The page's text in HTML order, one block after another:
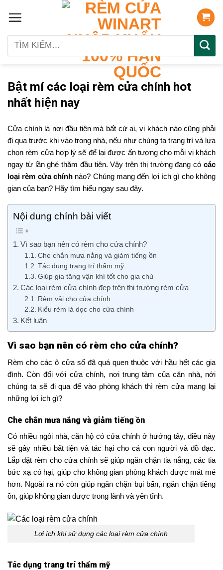
content
Tìm
Bật mí các loại rèm cửa chính hot
nhất hiện nay
Cửa chính là nơi đầu tiên mà bất cứ ai, vị khách nào cũng phải
đi qua trước khi vào trong nhà, nếu như chúng ta trang trí và lựa
chọn rèm cửa hợp lý sẽ để lại được ấn tượng cho mỗi vị khách
ngay từ lần ghé thăm đầu tiên. Vậy trên thị trường đang có các
loại rèm cửa chính nào? Chúng mang đến lợi ích gì cho không
gian của bạn? Hãy tìm hiểu ngay sau đây.
Nội dung chính bài viết
Vì sao bạn nên có rèm cho cửa chính?
Che chắn mưa nắng và giảm tiếng ồn
Tác dụng trang trí thẩm mỹ
Giúp gia tăng vận khí tốt cho gia chủ
Các loại rèm cửa chính đẹp trên thị trường rèm cửa
Rèm vải cho cửa chính
Kiểu rèm lá dọc cho cửa chính
Kết luận
Vì sao bạn nên có rèm cho cửa chính?
Rèm cho các ô cửa sổ đã quá quen thuộc với hầu hết các gia
đình. Còn đối với cửa chính, nơi trung tâm của căn nhà, nới
chúng ta sẽ đi qua để vào phòng khách thì rèm cửa mang lại
những lợi ích gì?
Che chắn mưa nắng và giảm tiếng ồn
Có nhiều ngôi nhà, căn hộ có cửa chính ở hướng tây, điều này
sẽ gây nhiều bất tiện và tác hại cho cả con người và đồ đạc.
Lắp đặt rèm cho cửa chính sẽ giúp ngăn chặn tia nắng, các tia
bức xạ có hại, giúp cho không gian phòng khách được mát mẻ
hơn. Ngoài ra nó còn giúp ngăn chặn bụi bẩn, ngăn chặn tiếng
ồn, giúp không gian được trong lành và yên tĩnh.
Lợi ích khi sử dụng các loại rèm cửa chính
Tác dụng trang trí thẩm mỹ